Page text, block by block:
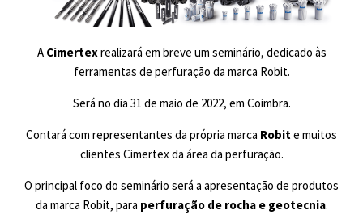
A Cimertexrealizará em breve um seminário, dedicado às
ferramentas de perfuração da marca Robit.
Será no dia 31 de maio de 2022, em Coimbra.
Contará com representantes da própria marca Robite muitos
clientes Cimertex da área da perfuração.
O principal foco do seminário será a apresentação de produtos
da marca Robit, para perfuração de rocha e geotecnia.